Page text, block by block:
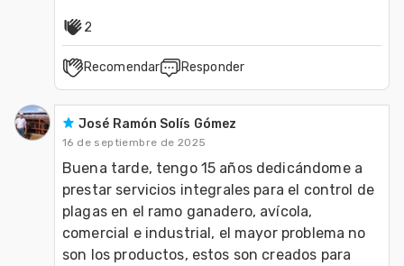
2
Recomendar Responder
José Ramón Solís Gómez
16 de septiembre de 2025
Buena tarde, tengo 15 años dedicándome a
prestar servicios integrales para el control de
plagas en el ramo ganadero, avícola,
comercial e industrial, el mayor problema no
son los productos, estos son creados para